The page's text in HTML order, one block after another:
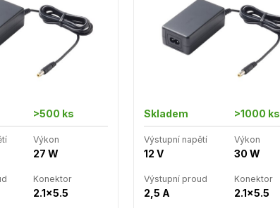
>500 ks
Výkon
27 W
Konektor
2.1x5.5
Skladem >1000 ks
Výstupní napětí
12 V
Výkon
30 W
Výstupní proud
2,5 A
Konektor
2.1x5.5